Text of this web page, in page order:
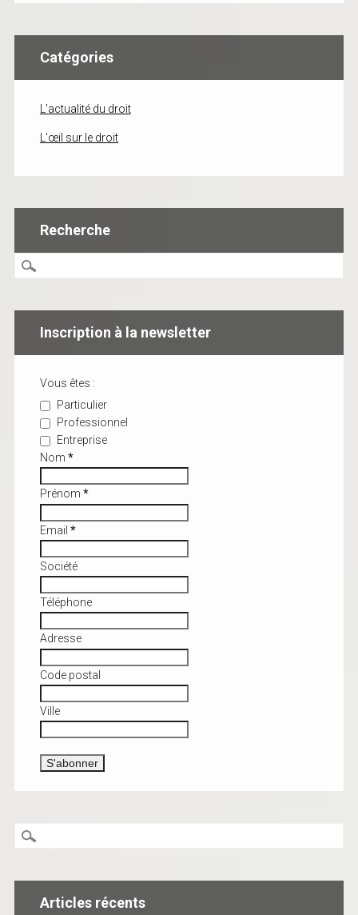
Catégories
L'actualité du droit
L'œil sur le droit
Recherche
Inscription à la newsletter
Vous êtes :
Particulier
Professionnel
Entreprise
Nom *
Prénom *
Email *
Société
Téléphone
Adresse
Code postal
Ville
Articles récents